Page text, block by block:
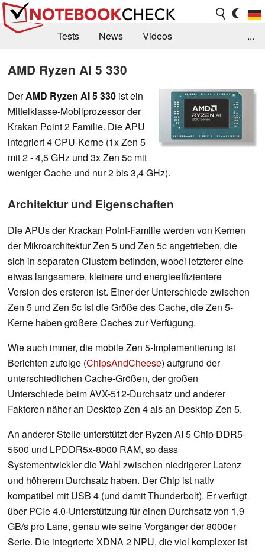
Tests News
Videos
Jobs
Forum
...
AMD Ryzen AI 5 330
DerAMD Ryzen AI 5 330 ist ein
Mittelklasse-Mobilprozessor der
Krakan Point 2 Familie. Die APU
integriert 4 CPU-Kerne (1x Zen 5
mit 2 - 4,5 GHz und 3x Zen 5c mit
weniger Cache und nur 2 bis 3,4 GHz).
Architektur und Eigenschaften
Die APUs der Krackan Point-Familie werden von Kernen
der Mikroarchitektur Zen 5 und Zen 5c angetrieben, die
sich in separaten Clustern befinden, wobei letzterer eine
etwas langsamere, kleinere und energieeffizientere
Version des ersteren ist. Einer der Unterschiede zwischen
Zen 5 und Zen 5c ist die Größe des Cache, die Zen 5-
Kerne haben größere Caches zur Verfügung.
Wie auch immer, die mobile Zen 5-Implementierung ist
Berichten zufolge (ChipsAndCheese) aufgrund der
unterschiedlichen Cache-Größen, der großen
Unterschiede beim AVX-512-Durchsatz und anderer
Faktoren näher an Desktop Zen 4 als an Desktop Zen 5.
An anderer Stelle unterstützt der Ryzen AI 5 Chip DDR5-
5600 und LPDDR5x-8000 RAM, so dass
Systementwickler die Wahl zwischen niedrigerer Latenz
und höherem Durchsatz haben. Der Chip ist nativ
kompatibel mit USB 4 (und damit Thunderbolt). Er verfügt
über PCIe 4.0-Unterstützung für einen Durchsatz von 1,9
GB/s pro Lane, genau wie seine Vorgänger der 8000er
Serie. Die integrierte XDNA 2 NPU, die viel komplexer ist